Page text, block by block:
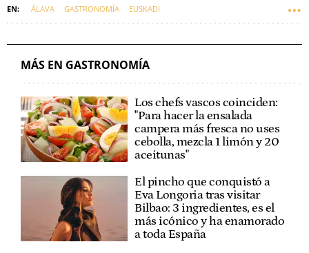
ÁLAVA GASTRONOMÍA EUSKADI
MÁS EN GASTRONOMÍA
Los chefs vascos coinciden:
"Para hacer la ensalada
campera más fresca no uses
cebolla, mezcla 1 limón y 20
aceitunas"
El pincho que conquistó a
Eva Longoria tras visitar
Bilbao: 3 ingredientes, es el
más icónico y ha enamorado
a toda España